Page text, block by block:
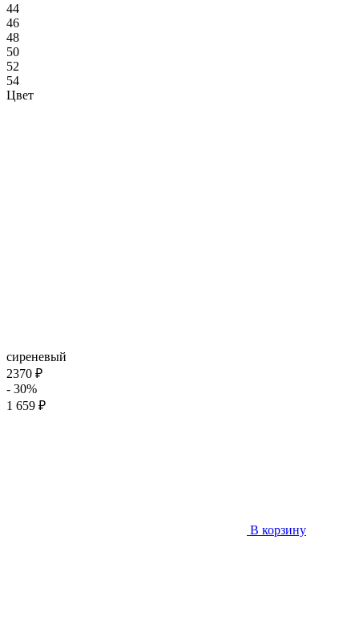
44
46
48
50
52
54
Цвет
сиреневый
2370 ₽
- 30%
1 659 ₽
В корзину